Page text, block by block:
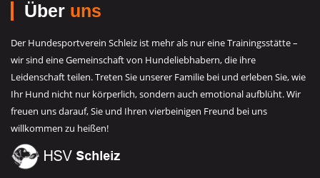
Über uns
Der Hundesportverein Schleiz ist mehr als nur eine Trainingsstätte –
wir sind eine Gemeinschaft von Hundeliebhabern, die ihre
Leidenschaft teilen. Treten Sie unserer Familie bei und erleben Sie, wie
Ihr Hund nicht nur körperlich, sondern auch emotional aufblüht. Wir
freuen uns darauf, Sie und Ihren vierbeinigen Freund bei uns
willkommen zu heißen!